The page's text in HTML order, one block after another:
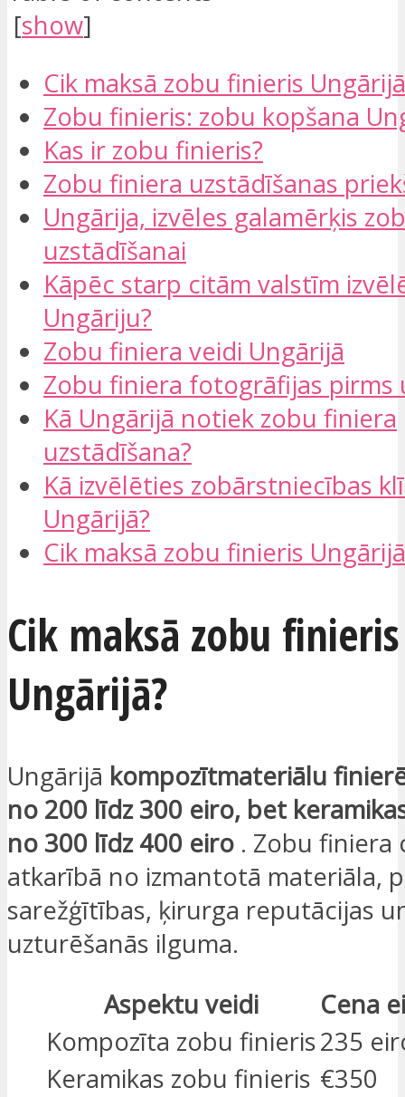
[show]
Cik maksā zobu finieris
Zobu finieris: zobu kopšana
Kas ir zobu finieris?
Zobu finiera uzstādīšanas
Ungārija, izvēles galamērķis
uzstādīšanai
Kāpēc starp citām valstīm
Ungāriju?
Zobu finiera veidi Ungārijā
Zobu finiera fotogrāfijas pirms
Kā Ungārijā notiek zobu finiera
uzstādīšana?
Kā izvēlēties zobārstniecības
Ungārijā?
Cik maksā zobu finieris
Cik maksā zobu finieris
Ungārijā?
Ungārijā kompozītmateriālu
no 200 līdz 300 eiro, bet
no 300 līdz 400 eiro . Zobu finiera
atkarībā no izmantotā materiāla,
sarežģītības, ķirurga reputācijas
uzturēšanās ilguma.
Aspektu veidi
Cena
Kompozīta zobu finieris235
Keramikas zobu finieris €350